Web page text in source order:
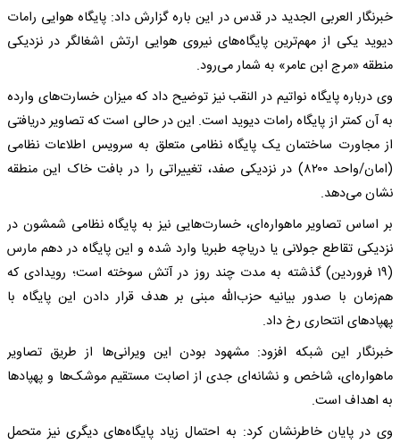
خبرنگار العربی الجدید در قدس در این باره گزارش داد: پایگاه هوایی رامات
دیوید یکی از مهم‌ترین پایگاه‌های نیروی هوایی ارتش اشغالگر در نزدیکی
منطقه «مرج ابن عامر» به شمار می‌رود.
وی درباره پایگاه نواتیم در النقب نیز توضیح داد که میزان خسارت‌های وارده
به آن کمتر از پایگاه رامات دیوید است. این در حالی است که تصاویر دریافتی
از مجاورت ساختمان یک پایگاه نظامی متعلق به سرویس اطلاعات نظامی
(امان/واحد ۸۲۰۰) در نزدیکی صفد، تغییراتی را در بافت خاک این منطقه
نشان می‌دهد.
بر اساس تصاویر ماهواره‌ای، خسارت‌هایی نیز به پایگاه نظامی شمشون در
نزدیکی تقاطع جولانی یا دریاچه طبریا وارد شده و این پایگاه در دهم مارس
(۱۹ فروردین) گذشته به مدت چند روز در آتش سوخته است؛ رویدادی که
هم‌زمان با صدور بیانیه حزب‌الله مبنی بر هدف قرار دادن این پایگاه با
پهپادهای انتحاری رخ داد.
خبرنگار این شبکه افزود: مشهود بودن این ویرانی‌ها از طریق تصاویر
ماهواره‌ای، شاخص و نشانه‌ای جدی از اصابت مستقیم موشک‌ها و پهپادها
به اهداف است.
وی در پایان خاطرنشان کرد: به احتمال زیاد پایگاه‌های دیگری نیز متحمل